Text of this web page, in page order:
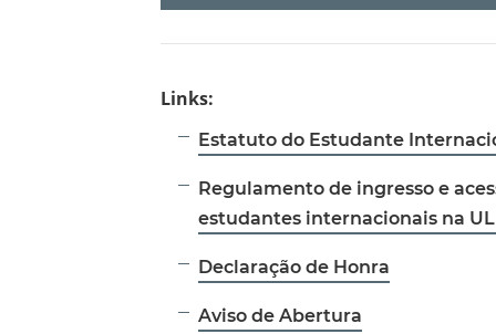
Links:
Estatuto do Estudante
Regulamento de ingresso e
estudantes internacionais na
Declaração de Honra
Aviso de Abertura